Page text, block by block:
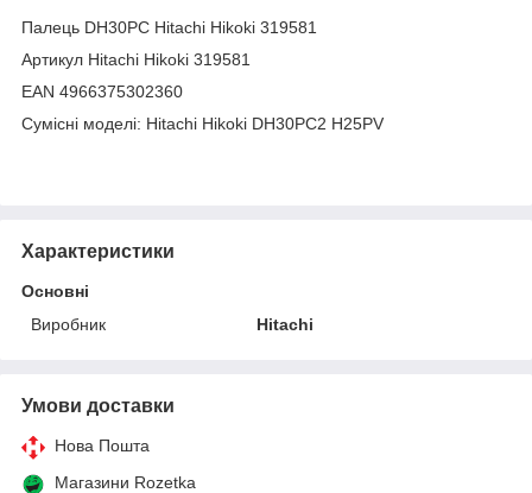
Палець DH30PC Hitachi Hikoki 319581
Артикул Hitachi Hikoki 319581
EAN 4966375302360
Сумісні моделі: Hitachi Hikoki DH30PC2 H25PV
Характеристики
Основні
Виробник
Hitachi
Умови доставки
Нова Пошта
Магазини Rozetka